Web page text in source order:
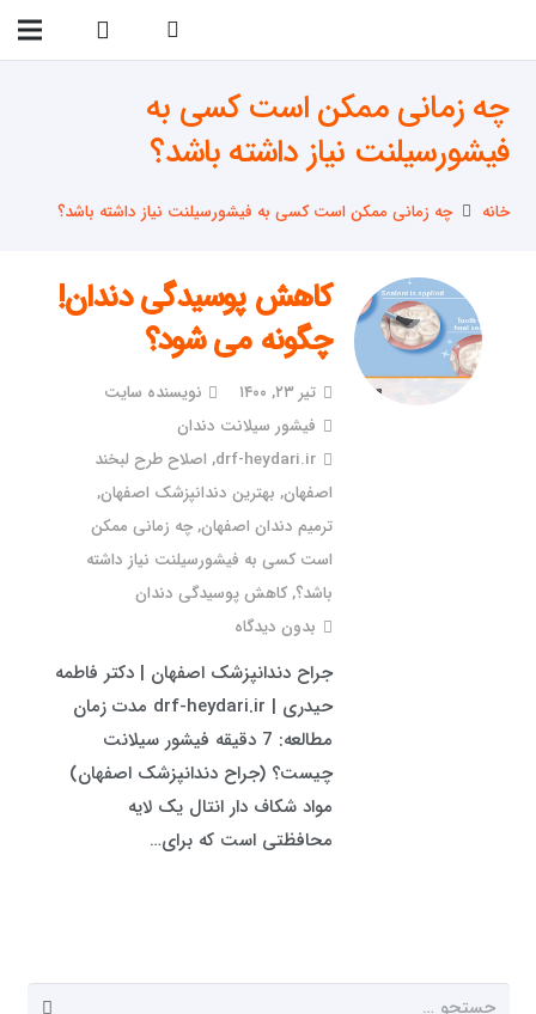
چه زمانی ممکن است کسی به
فیشورسیلنت نیاز داشته باشد؟
خانه چه زمانی ممکن است کسی به فیشورسیلنت نیاز داشته باشد؟
کاهش پوسیدگی دندان!
چگونه می شود؟
تیر ۲۳, ۱۴۰۰
نویسنده سایت
فیشور سیلانت دندان
drf-heydari.ir
, اصلاح طرح لبخند
اصفهان, بهترین دندانپزشک اصفهان,
ترمیم دندان اصفهان,چه زمانی ممکن
است کسی به فیشورسیلنت نیاز داشته
باشد؟,کاهش پوسیدگی دندان
بدون دیدگاه
جراح دندانپزشک اصفهان | دکتر فاطمه
حیدری | drf-heydari.ir مدت زمان
مطالعه: 7 دقیقه فیشور سیلانت
چیست؟ (جراح دندانپزشک اصفهان)
مواد شکاف دار انتال یک لایه
محافظتی است که برای…
جستجو